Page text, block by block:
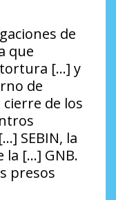
de
que
[…] y
de
de los
SEBIN, la
la […] GNB.
presos